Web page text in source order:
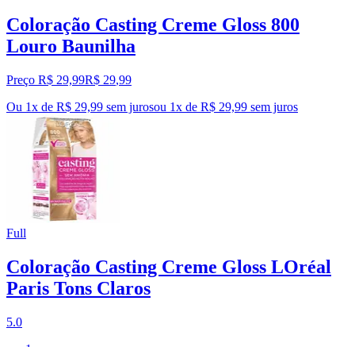
Coloração Casting Creme Gloss 800
Louro Baunilha
Preço R$ 29,99R$ 29,99
Ou 1x de R$ 29,99 sem jurosou 1x de R$ 29,99 sem juros
Full
Coloração Casting Creme Gloss LOréal
Paris Tons Claros
5.0